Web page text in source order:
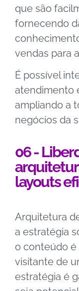
que são
fornecendo
vendas para
É possível
atendimento
ampliando a
negócios da
06 -
layouts
Arquitetura
a estratégia
o conteúdo é
visitante de
estratégia é